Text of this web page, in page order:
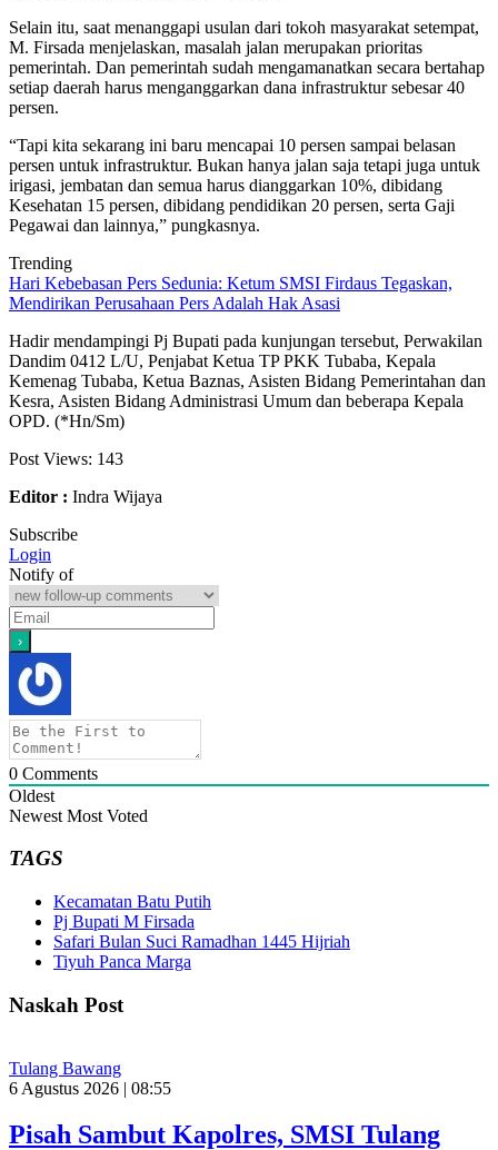
Selain itu, saat menanggapi usulan dari tokoh masyarakat setempat,
M. Firsada menjelaskan, masalah jalan merupakan prioritas
pemerintah. Dan pemerintah sudah mengamanatkan secara bertahap
setiap daerah harus menganggarkan dana infrastruktur sebesar 40
persen.
“Tapi kita sekarang ini baru mencapai 10 persen sampai belasan
persen untuk infrastruktur. Bukan hanya jalan saja tetapi juga untuk
irigasi, jembatan dan semua harus dianggarkan 10%, dibidang
Kesehatan 15 persen, dibidang pendidikan 20 persen, serta Gaji
Pegawai dan lainnya,” pungkasnya.
Trending
Hari Kebebasan Pers Sedunia: Ketum SMSI Firdaus Tegaskan,
Mendirikan Perusahaan Pers Adalah Hak Asasi
Hadir mendampingi Pj Bupati pada kunjungan tersebut, Perwakilan
Dandim 0412 L/U, Penjabat Ketua TP PKK Tubaba, Kepala
Kemenag Tubaba, Ketua Baznas, Asisten Bidang Pemerintahan dan
Kesra, Asisten Bidang Administrasi Umum dan beberapa Kepala
OPD. (*Hn/Sm)
Post Views: 143
Editor : Indra Wijaya
Subscribe
Login
Notify of
0 Comments
Oldest
Newest Most Voted
TAGS
Kecamatan Batu Putih
Pj Bupati M Firsada
Safari Bulan Suci Ramadhan 1445 Hijriah
Tiyuh Panca Marga
Naskah Post
Tulang Bawang
6 Agustus 2026 | 08:55
Pisah Sambut Kapolres, SMSI Tulang